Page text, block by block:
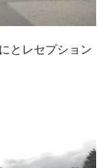
とレセプション